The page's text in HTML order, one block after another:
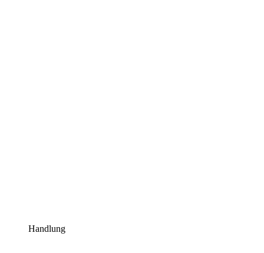
Handlung